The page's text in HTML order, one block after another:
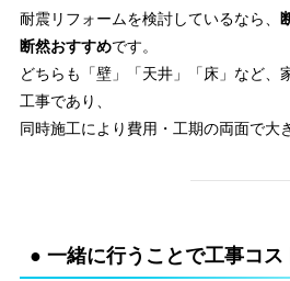
耐震リフォームを検討しているなら、
断然おすすめです。
どちらも「壁」「天井」「床」など、
工事であり、
同時施工により費用・工期の両面で大
● 一緒に行うことで工事コ